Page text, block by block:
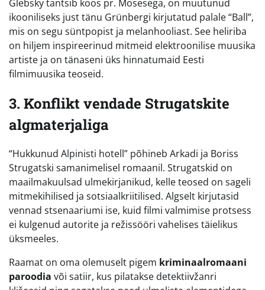
Glebsky tantsib koos pr. Mosesega, on muutunud
ikooniliseks just tänu Grünbergi kirjutatud palale “Ball”,
mis on segu süntpopist ja melanhooliast. See heliriba
on hiljem inspireerinud mitmeid elektroonilise muusika
artiste ja on tänaseni üks hinnatumaid Eesti
filmimuusika teoseid.
3. Konflikt vendade Strugatskite
algmaterjaliga
“Hukkunud Alpinisti hotell” põhineb Arkadi ja Boriss
Strugatski samanimelisel romaanil. Strugatskid on
maailmakuulsad ulmekirjanikud, kelle teosed on sageli
mitmekihilised ja sotsiaalkriitilised. Algselt kirjutasid
vennad stsenaariumi ise, kuid filmi valmimise protsess
ei kulgenud autorite ja režissööri vahelises täielikus
üksmeeles.
Raamat on oma olemuselt pigem kriminaalromaani
paroodia või satiir, kus pilatakse detektiivžanri